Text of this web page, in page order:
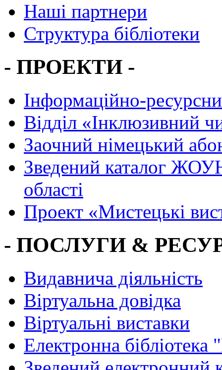
Наші партнери
Структура бібліотеки
- ПРОЕКТИ -
Інформаційно-
Вiддiл «Інклюзивний
Заочний німецький
Зведений каталог
області
Проект «Мистецькі
- ПОСЛУГИ &
Видавнича діяльність
Віртуальна довідка
Віртуальні виставки
Електронна